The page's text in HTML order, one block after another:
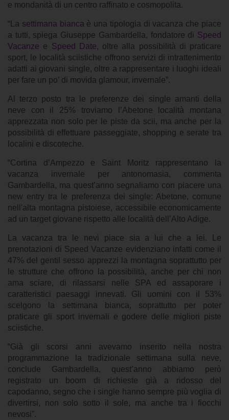
e mondanità di un centro raffinato e cosmopolita.
“La settimana bianca è una tipologia di vacanza che piace
a tutti, spiega Giuseppe Gambardella, fondatore di Speed
Vacanze e Speed Date, oltre alla possibilità di praticare
sport, le località sciistiche offrono servizi di intrattenimento
adatti ai giovani single, oltre a rappresentare i luoghi ideali
per fare un po’ di movida glamour, invernale”.
Al terzo posto tra le preferenze dei single amanti della
neve con il 25% troviamo l’Abetone località montana
apprezzata non solo per le piste da scii, ma anche per la
possibilità di effettuare passeggiate, shopping e serate tra
localini e discoteche.
“Cortina d’Ampezzo e Saint Moritz rappresentano la
vacanza invernale per antonomasia, commenta
Gambardella, ma quest’anno segnaliamo con piacere una
new entry tra le preferenza dei single: Abetone, comune
nell'alta montagna pistoiese, accessibile economicamente
ad un target giovane rispetto alle località dell’Alto Adige.
La vacanza tra le nevi piace sia a lui che a lei. Le
prenotazioni di Speed Vacanze evidenziano infatti come il
47% del gentil sesso apprezzi la montagna soprattutto per
le strutture che offrono la possibilità, anche per chi non
ama sciare, di rilassarsi nelle SPA ed assaporare i
caratteristici paesaggi innevati. Gli uomini con il 53%
scelgono la settimana bianca, soprattutto per poter
praticare gli sport invernali e godere delle migliori piste
sciistiche.
“Già gli scorsi anni avevamo inserito nella nostra
programmazione la tradizionale settimana sulla neve,
conclude Gambardella, quest’anno abbiamo però
registrato un boom di richieste già a ridosso del
capodanno, segno che i single hanno sempre più voglia di
divertirsi, non solo sotto il sole, ma anche tra i fiocchi
nevosi”.